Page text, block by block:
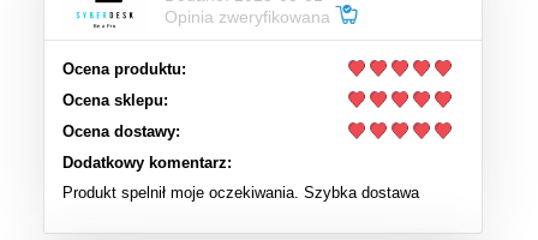
Opinia zweryfikowana
Ocena produktu:
Ocena sklepu:
Ocena dostawy:
Dodatkowy komentarz:
Produkt spelnił moje oczekiwania. Szybka dostawa